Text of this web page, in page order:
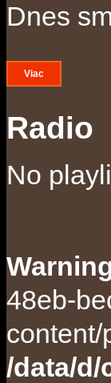
Dnes
Viac
Radio
No
48eb-
/data/d/